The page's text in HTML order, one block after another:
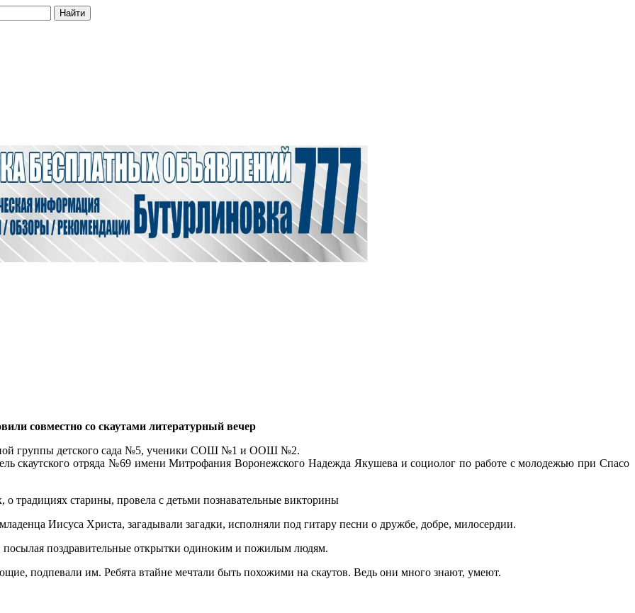
Найти
совместно со скаутами литературный вечер
группы детского сада №5, ученики СОШ №1 и ООШ №2.
скаутского отряда №69 имени Митрофания Воронежского Надежда Якушева и социолог по работе с молодежью при Спасо
о традициях старины, провела с детьми познавательные викторины
Иисуса Христа, загадывали загадки, исполняли под гитару песни о дружбе, добре, милосердии.
поздравительные открытки одиноким и пожилым людям.
подпевали им. Ребята втайне мечтали быть похожими на скаутов. Ведь они много знают, умеют.